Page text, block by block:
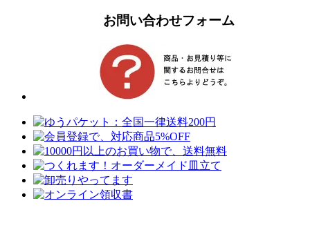
お問い合わせフォーム